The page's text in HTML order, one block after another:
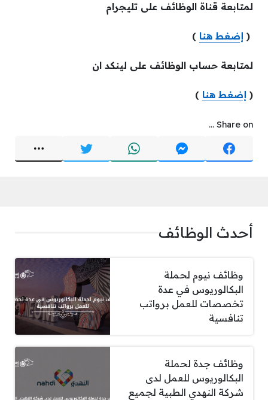
لمتابعة قناة الوظائف على تليجرام
( إضغط هنا )
لمتابعة حساب الوظائف على لينكد ان
( إضغط هنا )
Share on ...
أحدث الوظائف
وظائف نيوم لحملة
البكالوريوس في عدة
تخصصات للعمل برواتب
تنافسية
وظائف جدة لحملة
البكالوريوس للعمل لدى
شركة النهدي الطبية لجميع